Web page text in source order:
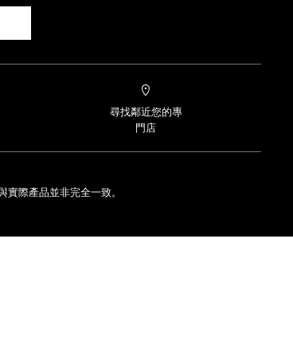
尋找鄰近您的專
門店
際產品並非完全一致。